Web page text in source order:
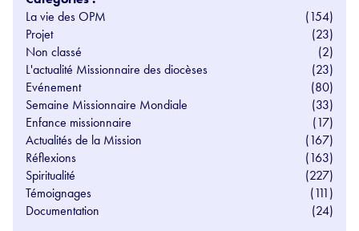
La vie des OPM
(154)
Projet
(23)
Non classé
(2)
L'actualité Missionnaire des diocèses
(23)
Evénement
(80)
Semaine Missionnaire Mondiale
(33)
Enfance missionnaire
(17)
Actualités de la Mission
(167)
Réflexions
(163)
Spiritualité
(227)
Témoignages
(111)
Documentation
(24)